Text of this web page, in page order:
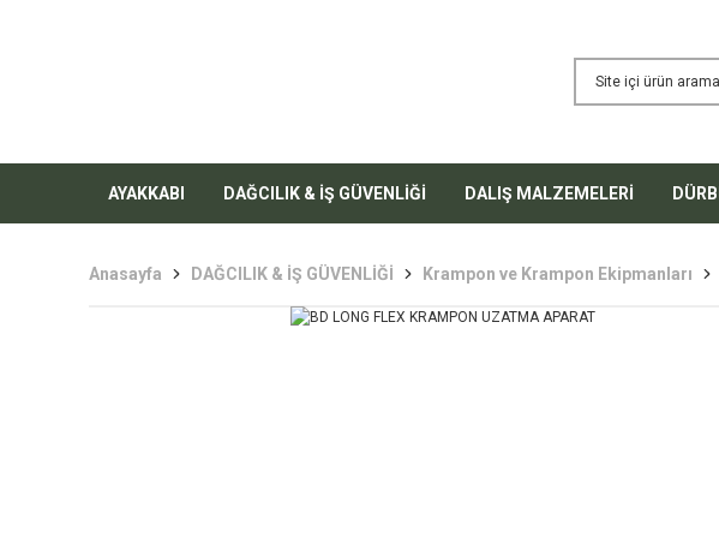
AYAKKABI DAĞCILIK & İŞ GÜVENLİĞİ DALIŞ MALZEMELERİ
Anasayfa DAĞCILIK & İŞ GÜVENLİĞİ Krampon ve Krampon Ekipmanları